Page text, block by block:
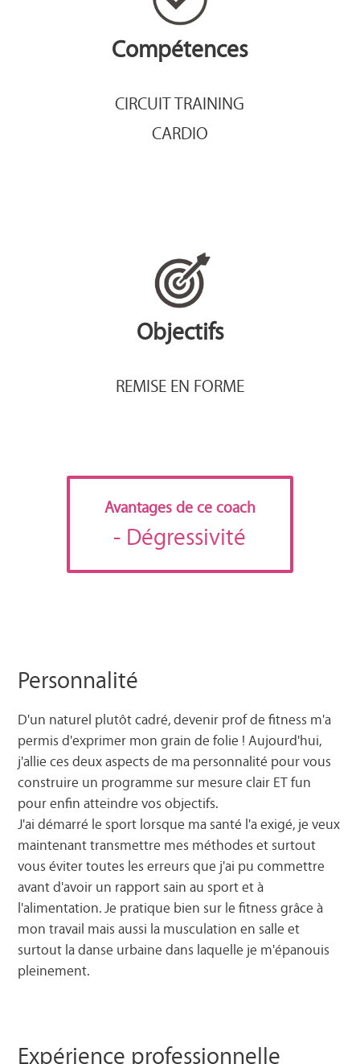
Compétences
CIRCUIT TRAINING
CARDIO
Objectifs
REMISE EN FORME
Avantages de ce coach
- Dégressivité
Personnalité
D'un naturel plutôt cadré, devenir prof de fitness m'a
permis d'exprimer mon grain de folie ! Aujourd'hui,
j'allie ces deux aspects de ma personnalité pour vous
construire un programme sur mesure clair ET fun
pour enfin atteindre vos objectifs.
J'ai démarré le sport lorsque ma santé l'a exigé, je veux
maintenant transmettre mes méthodes et surtout
vous éviter toutes les erreurs que j'ai pu commettre
avant d'avoir un rapport sain au sport et à
l'alimentation. Je pratique bien sur le fitness grâce à
mon travail mais aussi la musculation en salle et
surtout la danse urbaine dans laquelle je m'épanouis
pleinement.
Expérience professionnelle